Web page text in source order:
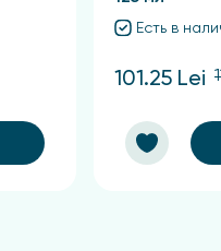
Есть в
101.25 Lei